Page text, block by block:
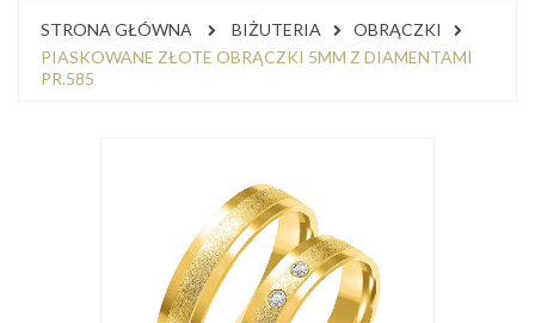
STRONA GŁÓWNA BIŻUTERIA
OBRĄCZKI
PIASKOWANE ZŁOTE OBRĄCZKI 5MM Z DIAMENTAMI
PR.585